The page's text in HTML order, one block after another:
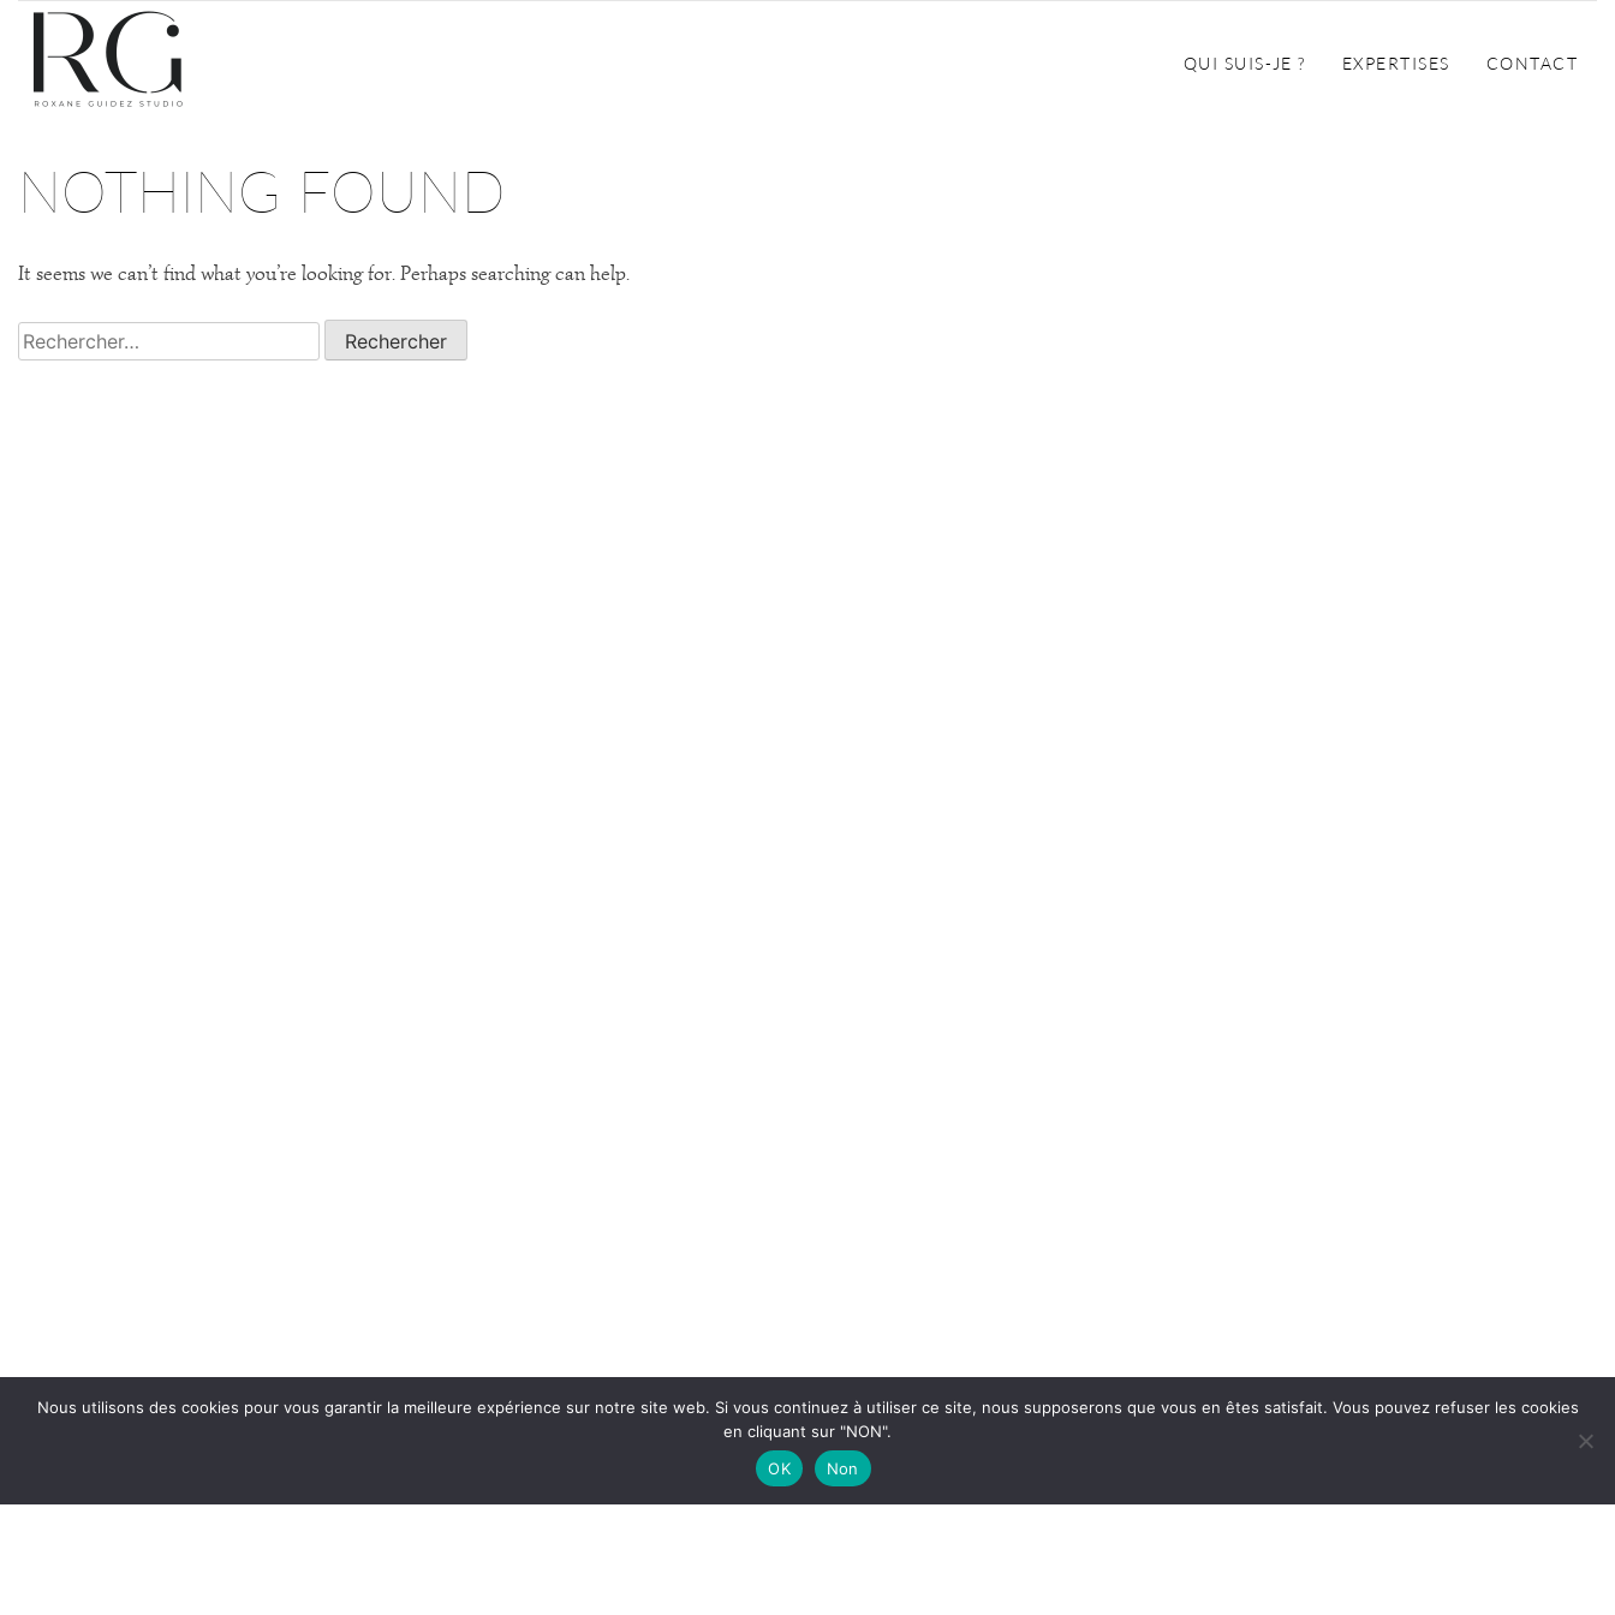
ROXANE GUIDEZ STUDIO
PHOTOGRAPHIES ET COMMUNICATION DIGITALE | BRETAGNE QUI SUIS-JE ? EXPERTISES CONTACT
NOTHING FOUND
It seems we can’t find what you’re looking for. Perhaps searching can help.
Rechercher :
Nous utilisons des cookies pour vous garantir la meilleure expérience sur notre site web. Si vous continuez à utiliser ce site, nous supposerons que vous en êtes satisfait. Vous pouvez refuser les cookies
en cliquant sur "NON".
OK
Non